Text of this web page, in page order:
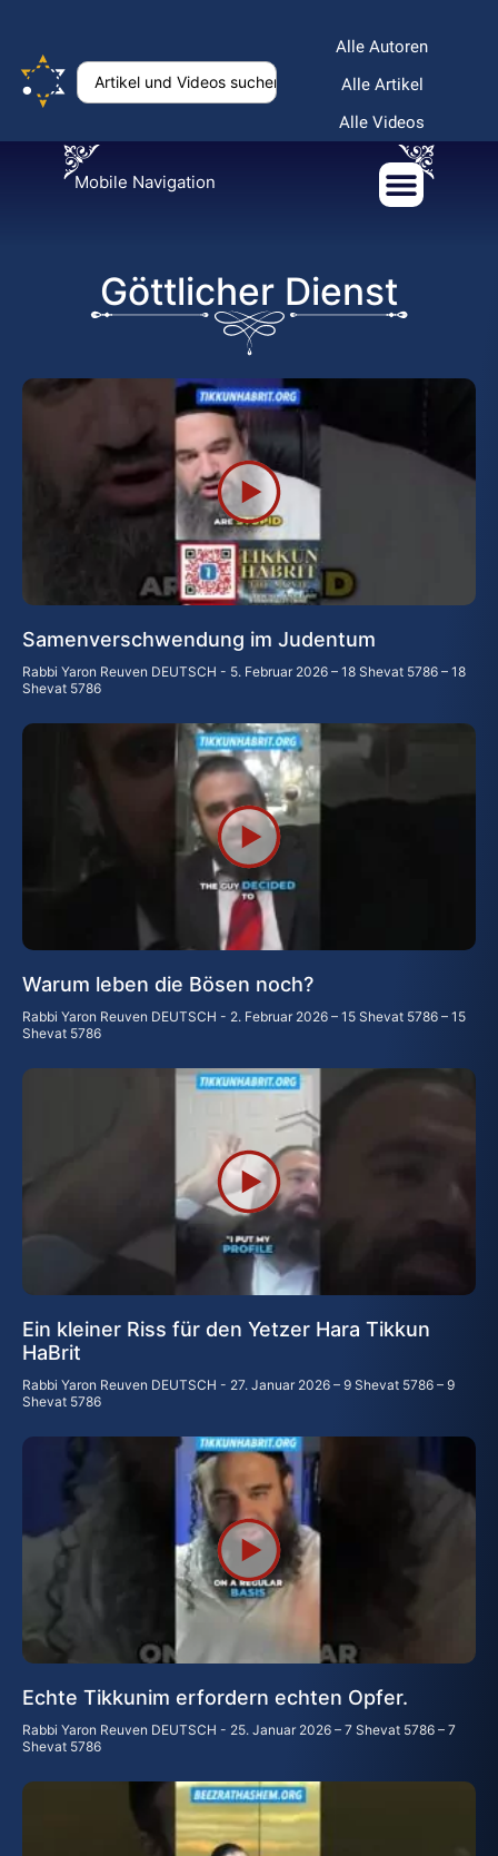
Alle Autoren
Alle Artikel
Alle Videos
Mobile Navigation
Göttlicher Dienst
Samenverschwendung im Judentum
Rabbi Yaron Reuven DEUTSCH
5. Februar 2026 – 18 Shevat 5786 – 18
Shevat 5786
Warum leben die Bösen noch?
Rabbi Yaron Reuven DEUTSCH
2. Februar 2026 – 15 Shevat 5786 – 15
Shevat 5786
Ein kleiner Riss für den Yetzer Hara Tikkun
HaBrit
Rabbi Yaron Reuven DEUTSCH
27. Januar 2026 – 9 Shevat 5786 – 9
Shevat 5786
Echte Tikkunim erfordern echten Opfer.
Rabbi Yaron Reuven DEUTSCH
25. Januar 2026 – 7 Shevat 5786 – 7
Shevat 5786